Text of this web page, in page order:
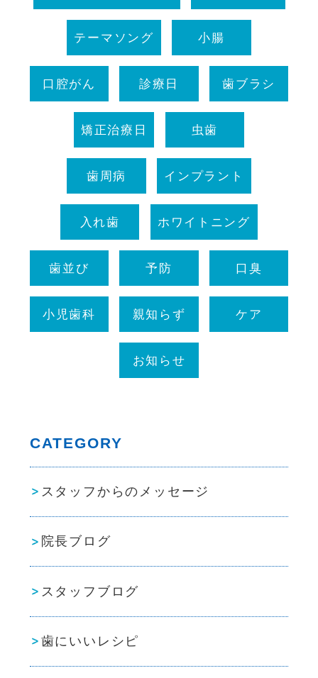
テーマソング 小腸
口腔がん 診療日 歯ブラシ
矯正治療日 虫歯
歯周病 インプラント
入れ歯 ホワイトニング
歯並び 予防 口臭
小児歯科 親知らず ケア
お知らせ
CATEGORY
スタッフからのメッセージ
院長ブログ
スタッフブログ
歯にいいレシピ